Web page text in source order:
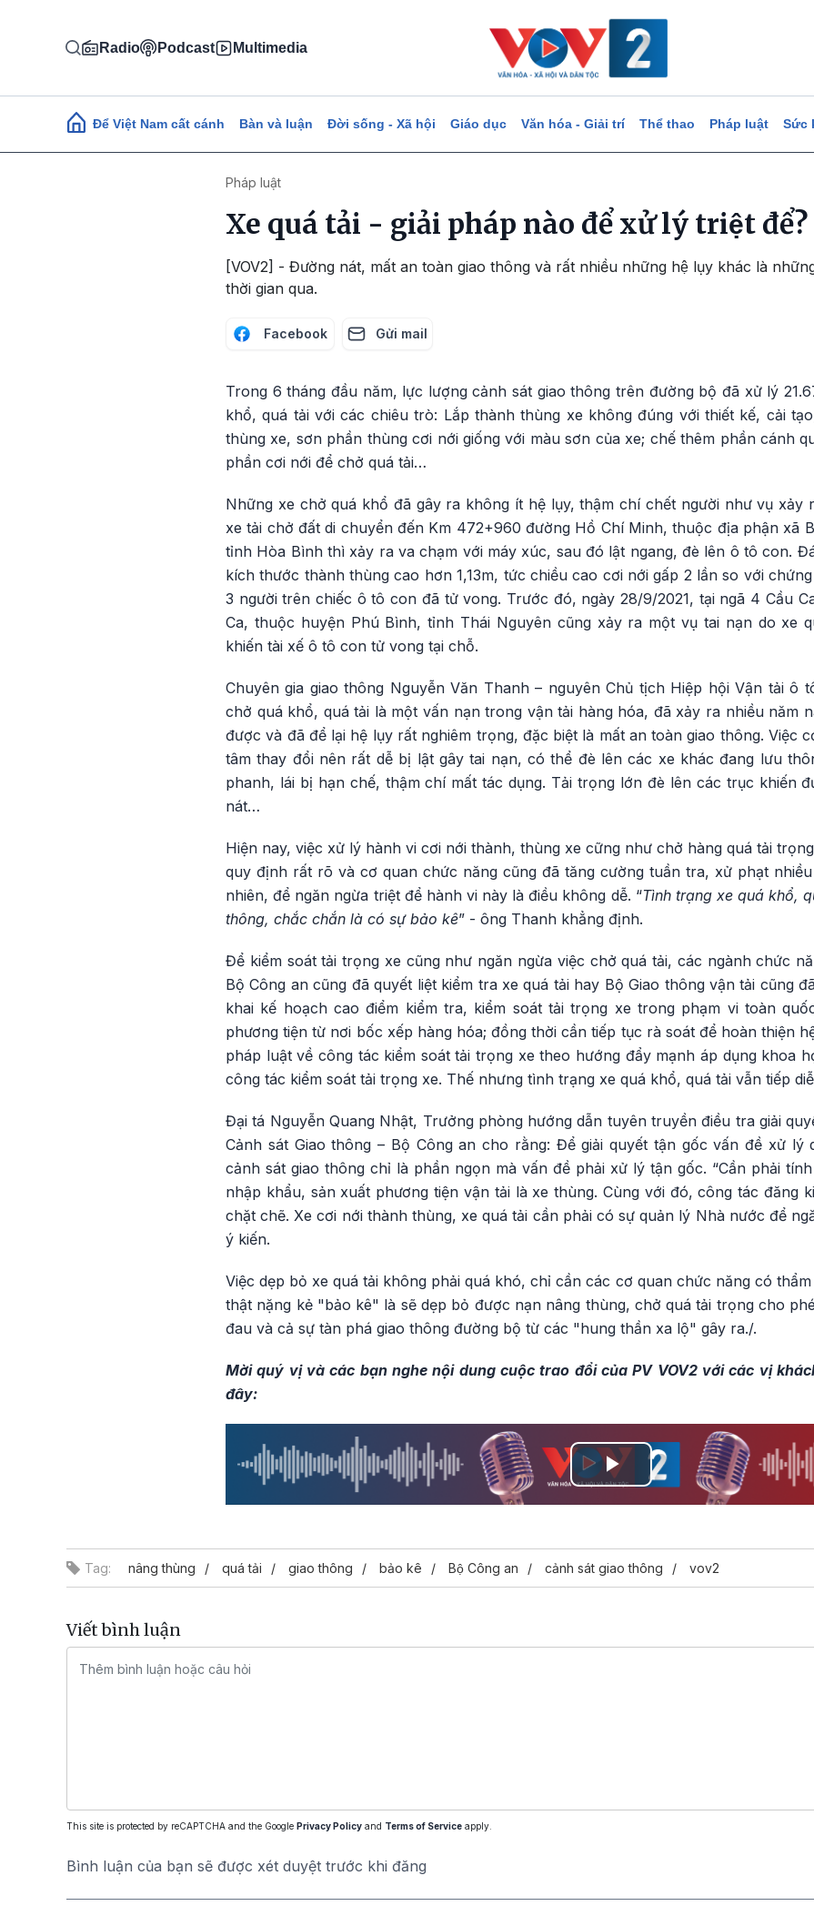
Radio Podcast Multimedia
Main navigation
Để Việt Nam cất cánh Bàn và luận Đời sống - Xã hội Giáo dục Văn hóa - Giải trí Thể thao Pháp luật Sức
Pháp luật
Xe quá tải - giải pháp nào để xử lý triệt để?
[VOV2] - Đường nát, mất an toàn giao thông và rất nhiều những hệ lụy khác là
thời gian qua.
Facebook Gửi mail
Trong 6 tháng đầu năm, lực lượng cảnh sát giao thông trên đường bộ đã xử lý
khổ, quá tải với các chiêu trò: Lắp thành thùng xe không đúng với thiết kế, cải
thùng xe, sơn phần thùng cơi nới giống với màu sơn của xe; chế thêm phần cánh
phần cơi nới để chở quá tải…
Những xe chở quá khổ đã gây ra không ít hệ lụy, thậm chí chết người như vụ xảy
xe tải chở đất di chuyển đến Km 472+960 đường Hồ Chí Minh, thuộc địa phận xã
tỉnh Hòa Bình thì xảy ra va chạm với máy xúc, sau đó lật ngang, đè lên ô tô con.
kích thước thành thùng cao hơn 1,13m, tức chiều cao cơi nới gấp 2 lần so với
3 người trên chiếc ô tô con đã tử vong. Trước đó, ngày 28/9/2021, tại ngã 4 Cầu
Ca, thuộc huyện Phú Bình, tỉnh Thái Nguyên cũng xảy ra một vụ tai nạn do xe
khiến tài xế ô tô con tử vong tại chỗ.
Chuyên gia giao thông Nguyễn Văn Thanh – nguyên Chủ tịch Hiệp hội Vận tải ô
chở quá khổ, quá tải là một vấn nạn trong vận tải hàng hóa, đã xảy ra nhiều năm
được và đã để lại hệ lụy rất nghiêm trọng, đặc biệt là mất an toàn giao thông. Việc
tâm thay đổi nên rất dễ bị lật gây tai nạn, có thể đè lên các xe khác đang lưu
phanh, lái bị hạn chế, thậm chí mất tác dụng. Tải trọng lớn đè lên các trục khiến
nát…
Hiện nay, việc xử lý hành vi cơi nới thành, thùng xe cững như chở hàng quá tải
quy định rất rõ và cơ quan chức năng cũng đã tăng cường tuần tra, xử phạt
nhiên, để ngăn ngừa triệt để hành vi này là điều không dễ. “Tình trạng xe quá khổ,
thông, chắc chắn là có sự bảo kê” - ông Thanh khẳng định.
Để kiểm soát tải trọng xe cũng như ngăn ngừa việc chở quá tải, các ngành chức
Bộ Công an cũng đã quyết liệt kiểm tra xe quá tải hay Bộ Giao thông vận tải cũng
khai kế hoạch cao điểm kiểm tra, kiểm soát tải trọng xe trong phạm vi toàn
phương tiện từ nơi bốc xếp hàng hóa; đồng thời cần tiếp tục rà soát để hoàn thiện
pháp luật về công tác kiểm soát tải trọng xe theo hướng đẩy mạnh áp dụng khoa
công tác kiểm soát tải trọng xe. Thế nhưng tình trạng xe quá khổ, quá tải vẫn tiếp
Đại tá Nguyễn Quang Nhật, Trưởng phòng hướng dẫn tuyên truyền điều tra giải
Cảnh sát Giao thông – Bộ Công an cho rằng: Để giải quyết tận gốc vấn đề xử lý
cảnh sát giao thông chỉ là phần ngọn mà vấn đề phải xử lý tận gốc. “Cần phải
nhập khẩu, sản xuất phương tiện vận tải là xe thùng. Cùng với đó, công tác đăng
chặt chẽ. Xe cơi nới thành thùng, xe quá tải cần phải có sự quản lý Nhà nước để
ý kiến.
Việc dẹp bỏ xe quá tải không phải quá khó, chỉ cần các cơ quan chức năng có
thật nặng kẻ "bảo kê" là sẽ dẹp bỏ được nạn nâng thùng, chở quá tải trọng cho
đau và cả sự tàn phá giao thông đường bộ từ các "hung thần xa lộ" gây ra./.
Mời quý vị và các bạn nghe nội dung cuộc trao đổi của PV VOV2 với các vị
đây:
Play
Tag: nâng thùng quá tải giao thông bảo kê Bộ Công an cảnh sát giao thông vov2
Viết bình luận
This site is protected by reCAPTCHA and the Google Privacy Policy and Terms of Service apply.
Bình luận của bạn sẽ được xét duyệt trước khi đăng